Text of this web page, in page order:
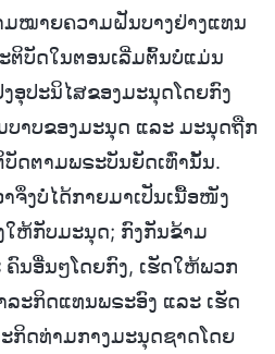
ມໝາຍຄວາມຝັນບາງຢ່າງແທນ
ຕິບັດໃນຕອນເລີ່ມຕົ້ນບໍ່ແມ່ນ
ອຸປະນິໄສຂອງມະນຸດໂດຍກົງ
ບາບຂອງມະນຸດ ແລະ ມະນຸດຖືກ
ດຕາມພຣະບັນຍັດເທົ່ານັ້ນ.
ຈຶ່ງບໍ່ໄດ້ກາຍມາເປັນເນື້ອໜັງ
ໃຫ້ກັບມະນຸດ; ກົງກັນຂ້າມ
ຄົນອື່ນໆໂດຍກົງ, ເຮັດໃຫ້ພວກ
ລະກິດແທນພຣະອົງ ແລະ ເຮັດ
ກິດທ່າມກາງມະນຸດຊາດໂດຍ